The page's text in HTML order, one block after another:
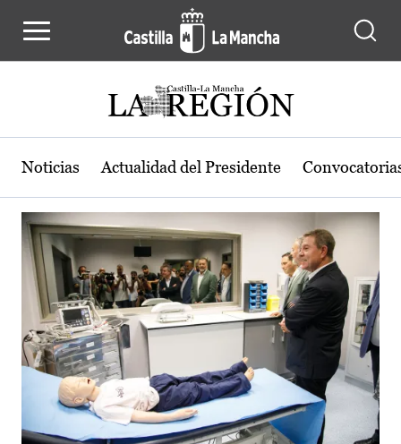
Actualidad de la región de Castilla-
Noticias Actualidad del Presidente